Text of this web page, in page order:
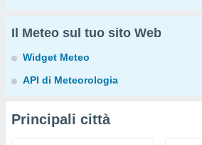
Il Meteo sul tuo sito Web
Widget Meteo
API di Meteorologia
Principali città